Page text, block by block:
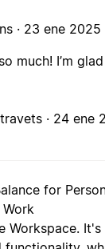
· 23 ene 2025
much! I’m
· 24 ene
for
Workspace.